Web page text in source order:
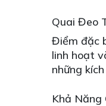
Quai Đeo
Điểm đặc
linh hoạt
những
Khả Năng